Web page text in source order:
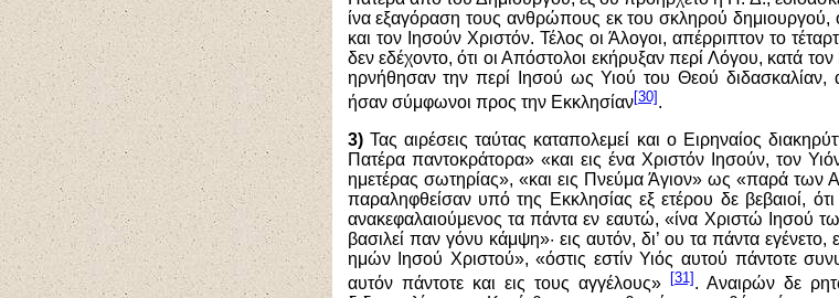
ίνα εξαγόραση τους ανθρώπους εκ του σκληρού δημιουργού,
και τον Ιησούν Χριστόν. Τέλος οι Άλογοι, απέρριπτον το
δεν εδέχοντο, ότι οι Απόστολοι εκήρυξαν περί Λόγου, κατά
ηρνήθησαν την περί Ιησού ως Υιού του Θεού
ήσαν σύμφωνοι προς την Εκκλησίαν[30].
3)Τας αιρέσεις ταύτας καταπολεμεί και ο Ειρηναίος
Πατέρα παντοκράτορα» «και εις ένα Χριστόν Ιησούν, τον
ημετέρας σωτηρίας», «και εις Πνεύμα Άγιον» ως «παρά των
παραληφθείσαν υπό της Εκκλησίας εξ ετέρου δε βεβαιοί,
ανακεφαλαιούμενος τα πάντα εν εαυτώ, «ίνα Χριστώ Ιησού
βασιλεί παν γόνυ κάμψη»· εις αυτόν, δι’ ου τα πάντα
ημών Ιησού Χριστού», «όστις εστίν Υιός αυτού πάντοτε
αυτόν πάντοτε και εις τους αγγέλους»
[31] . Αναιρών δε